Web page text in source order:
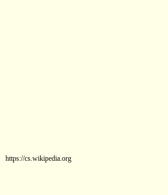
https://cs.wikipedia.org